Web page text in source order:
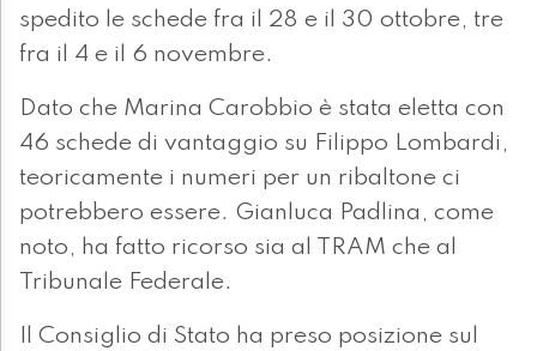
spedito le schede fra il 28 e il 30 ottobre, tre
fra il 4 e il 6 novembre.
Dato che Marina Carobbio è stata eletta con
46 schede di vantaggio su Filippo Lombardi,
teoricamente i numeri per un ribaltone ci
potrebbero essere. Gianluca Padlina, come
noto, ha fatto ricorso sia al TRAM che al
Tribunale Federale.
Il Consiglio di Stato ha preso posizione sul